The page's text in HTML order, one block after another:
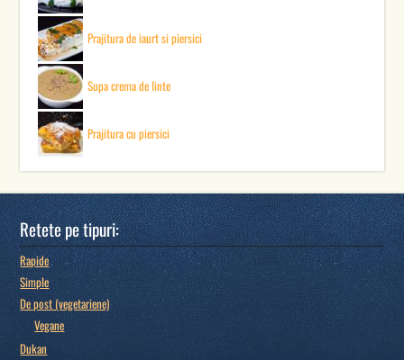
Prajitura de iaurt si piersici
Supa crema de linte
Prajitura cu piersici
Retete pe tipuri:
Rapide
Simple
De post (vegetariene)
Vegane
Dukan